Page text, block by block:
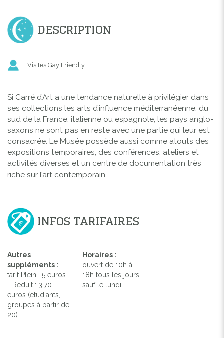
DESCRIPTION
Visites Gay Friendly
Si Carré d’Art a une tendance naturelle à privilégier dans
ses collections les arts d’influence méditerranéenne, du
sud de la France, italienne ou espagnole, les pays anglo-
saxons ne sont pas en reste avec une partie qui leur est
consacrée. Le Musée possède aussi comme atouts des
expositions temporaires, des conférences, ateliers et
activités diverses et un centre de documentation très
riche sur l’art contemporain.
INFOS TARIFAIRES
Autres
suppléments :
tarif Plein : 5 euros
- Réduit : 3,70
euros (étudiants,
groupes à partir de
20)
Horaires :
ouvert de 10h à
18h tous les jours
sauf le lundi